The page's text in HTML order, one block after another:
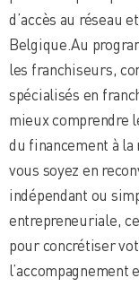
d’accès au réseau
Belgique.Au
les franchiseurs,
spécialisés en
mieux comprendre
du financement à
vous soyez en
indépendant ou
entrepreneuriale,
pour concrétiser